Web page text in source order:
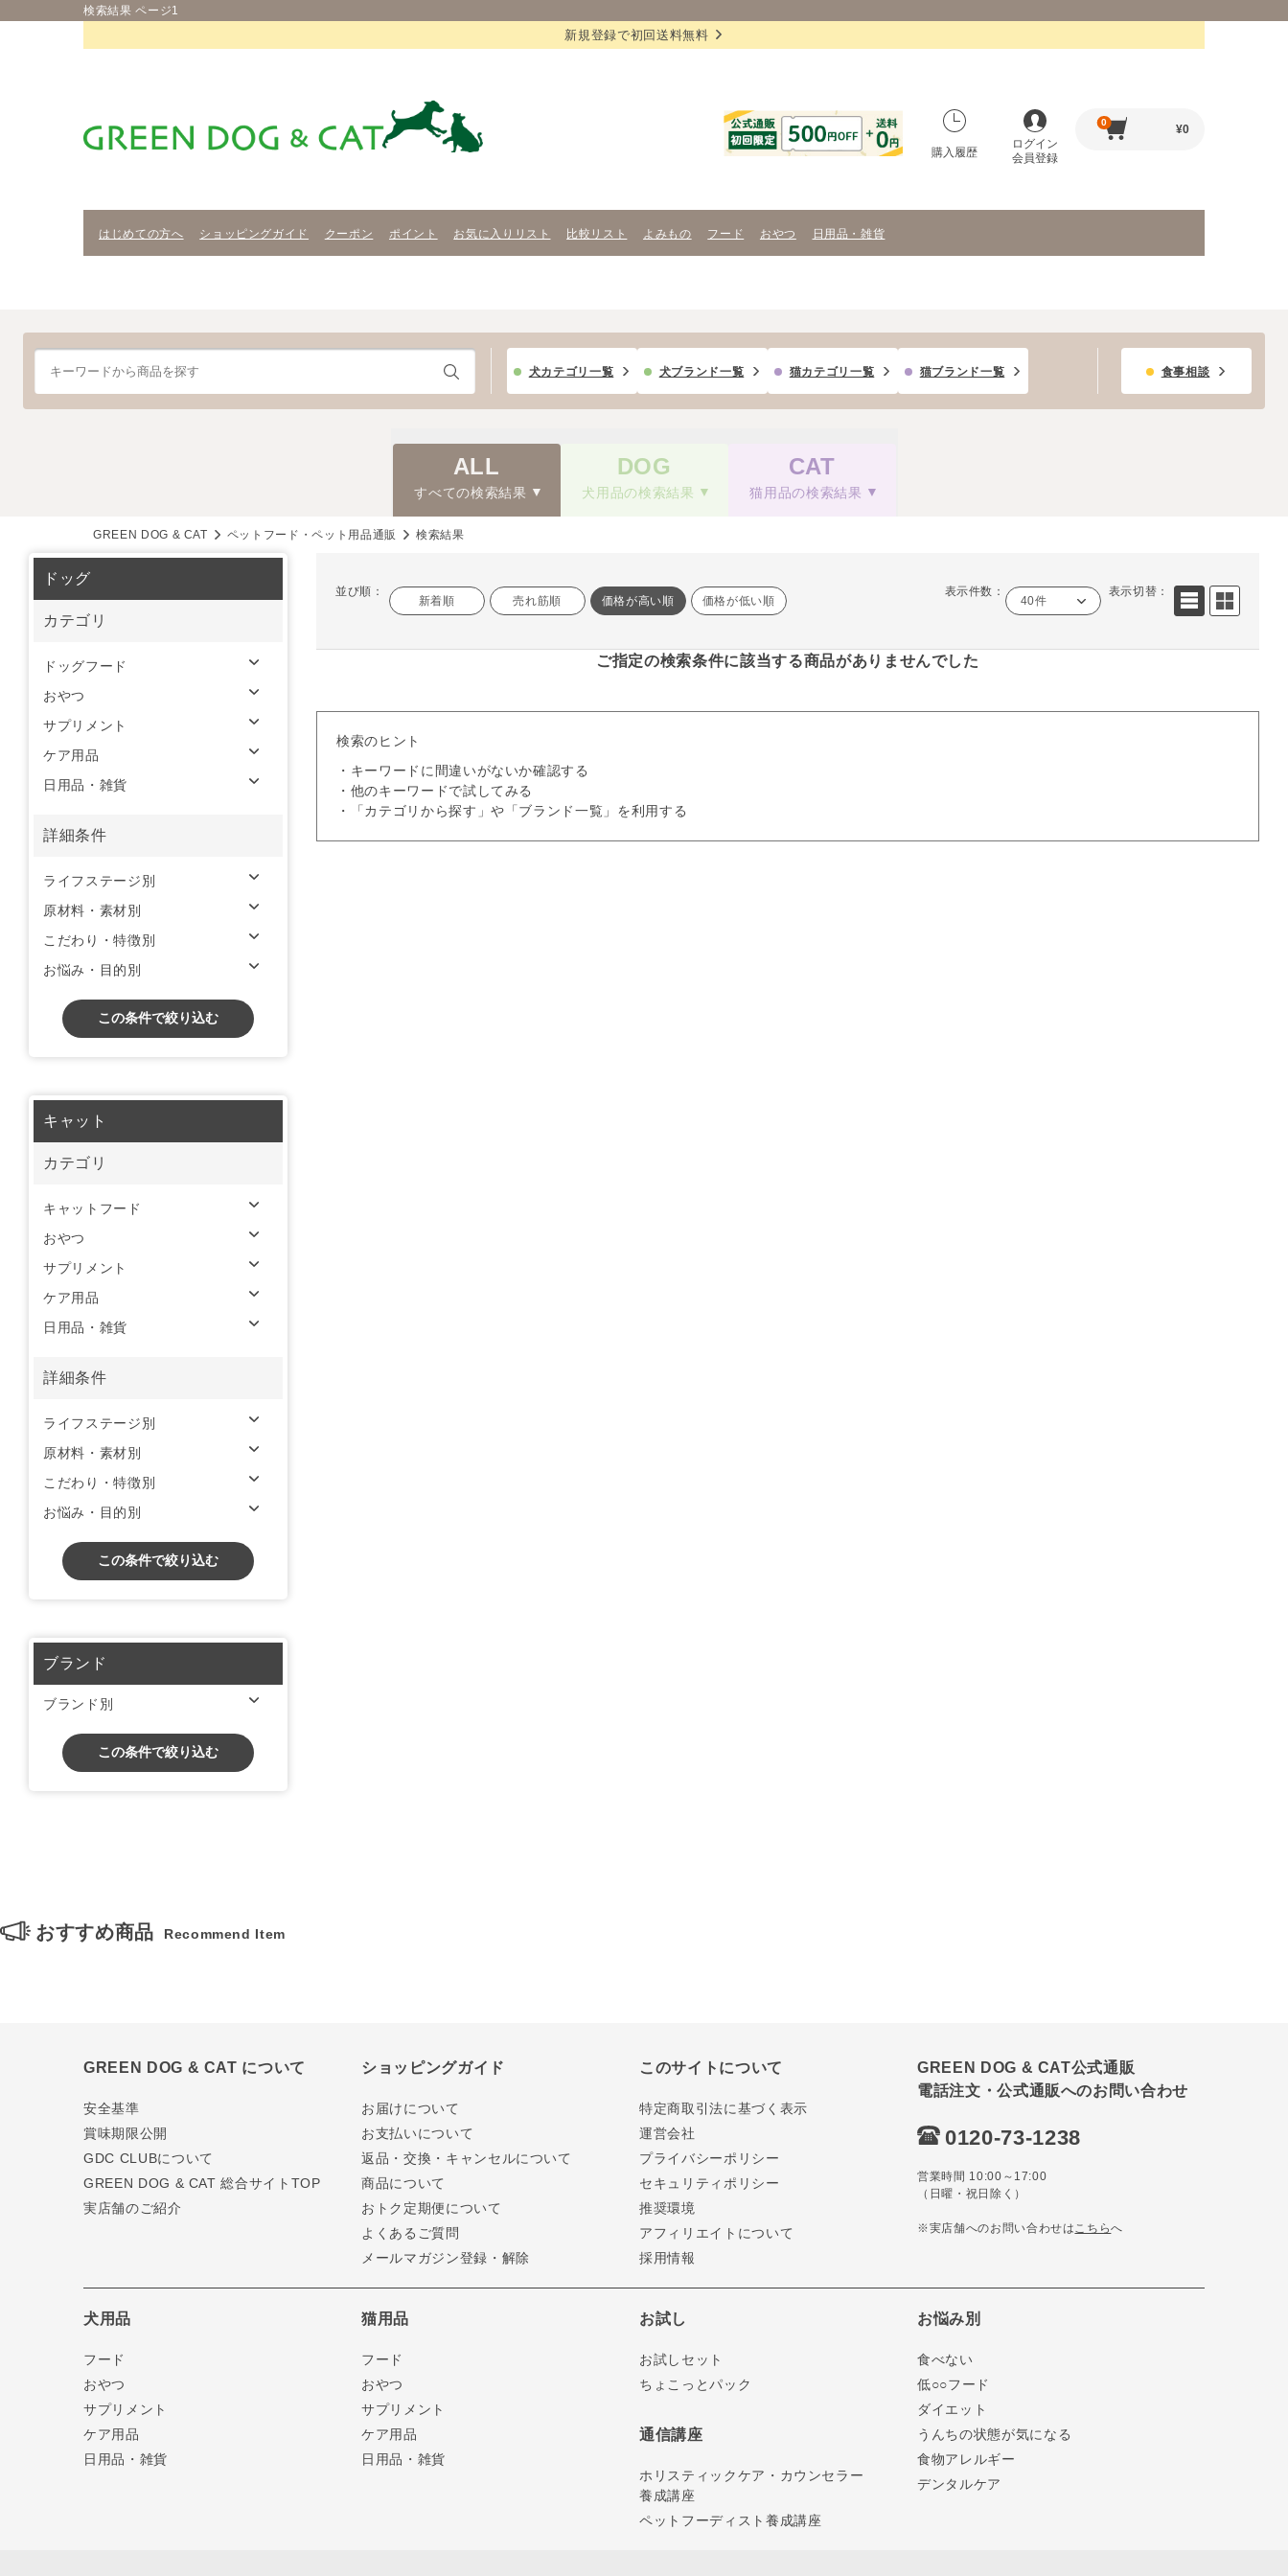
検索結果 ページ1
新規登録で初回送料無料
購入履歴
ログイン
会員登録
0
¥0
はじめての方へ ショッピングガイド クーポン ポイント お気に入りリスト 比較リスト よみもの フード おやつ 日用品・雑貨
犬カテゴリ一覧 犬ブランド一覧 猫カテゴリ一覧 猫ブランド一覧 食事相談
ALL
すべての検索結果
DOG
犬用品の検索結果
CAT
猫用品の検索結果
GREEN DOG & CAT ペットフード・ペット用品通販 検索結果
並び順：
新着順 売れ筋順 価格が高い順 価格が低い順
表示件数：
40件
表示切替：
ご指定の検索条件に該当する商品がありませんでした
検索のヒント
・キーワードに間違いがないか確認する
・他のキーワードで試してみる
・「カテゴリから探す」や「ブランド一覧」を利用する
ドッグ
カテゴリ
ドッグフード
おやつ
サプリメント
ケア用品
日用品・雑貨
詳細条件
ライフステージ別
原材料・素材別
こだわり・特徴別
お悩み・目的別
この条件で絞り込む
キャット
カテゴリ
キャットフード
おやつ
サプリメント
ケア用品
日用品・雑貨
詳細条件
ライフステージ別
原材料・素材別
こだわり・特徴別
お悩み・目的別
この条件で絞り込む
ブランド
ブランド別
この条件で絞り込む
おすすめ商品 Recommend Item
GREEN DOG & CAT について
安全基準
賞味期限公開
GDC CLUBについて
GREEN DOG & CAT 総合サイトTOP
実店舗のご紹介
ショッピングガイド
お届けについて
お支払いについて
返品・交換・キャンセルについて
商品について
おトク定期便について
よくあるご質問
メールマガジン登録・解除
このサイトについて
特定商取引法に基づく表示
運営会社
プライバシーポリシー
セキュリティポリシー
推奨環境
アフィリエイトについて
採用情報
GREEN DOG & CAT公式通販
電話注文・公式通販へのお問い合わせ
0120-73-1238
営業時間 10:00～17:00
（日曜・祝日除く）
※実店舗へのお問い合わせはこちらへ
犬用品
フード
おやつ
サプリメント
ケア用品
日用品・雑貨
猫用品
フード
おやつ
サプリメント
ケア用品
日用品・雑貨
お試し
お試しセット
ちょこっとパック
通信講座
ホリスティックケア・カウンセラー
養成講座
ペットフーディスト養成講座
お悩み別
食べない
低○○フード
ダイエット
うんちの状態が気になる
食物アレルギー
デンタルケア